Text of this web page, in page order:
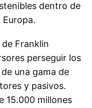
dentro de
Franklin
perseguir los
una gama de
y pasivos.
15.000 millones